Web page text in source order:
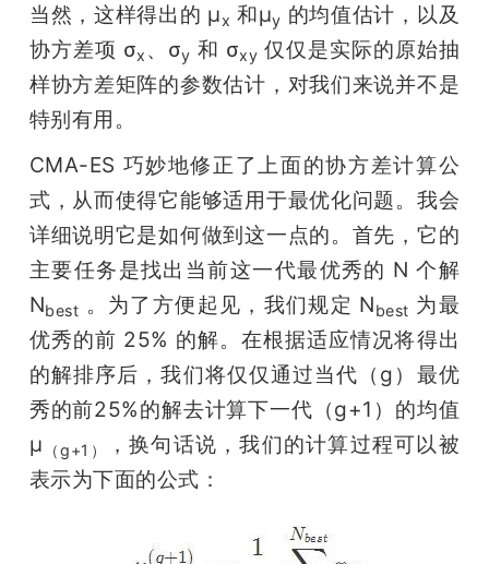
当然，这样得出的 μx 和μy 的均值估计，以及
协方差项 σx 、σy 和 σxy 仅仅是实际的原始抽
样协方差矩阵的参数估计，对我们来说并不是
特别有用。
CMA-ES 巧妙地修正了上面的协方差计算公
式，从而使得它能够适用于最优化问题。我会
详细说明它是如何做到这一点的。首先，它的
主要任务是找出当前这一代最优秀的 N 个解
Nbest 。为了方便起见，我们规定 Nbest 为最
优秀的前 25% 的解。在根据适应情况将得出
的解排序后，我们将仅仅通过当代（g）最优
秀的前25%的解去计算下一代（g+1）的均值
μ （g+1）
，换句话说，我们的计算过程可以被
表示为下面的公式：